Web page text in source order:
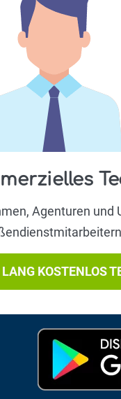
Agenturen und
KOSTENLOS